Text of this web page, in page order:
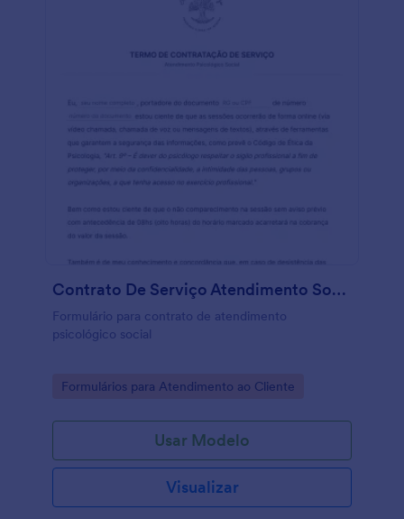
Contrato De Serviço Atendimento Social
Formulário para contrato de atendimento
psicológico social
Go to Category:
Formulários para Atendimento ao Cliente
Usar Modelo
Visualizar